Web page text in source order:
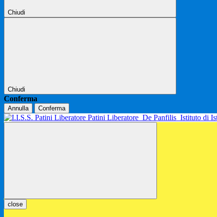
Chiudi
Chiudi
Conferma
Annulla Conferma
Patini Liberatore De Panfilis Istituto di
close